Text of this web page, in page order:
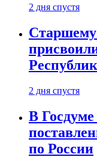
2 дня спустя
2 дня спустя
В
по России